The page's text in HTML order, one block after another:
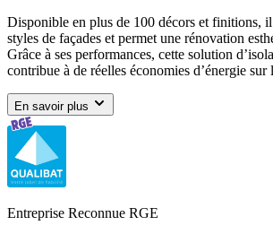
Disponible en plus de 100 décors et finitions, il
styles de façades et permet une rénovation
Grâce à ses performances, cette solution
contribue à de réelles économies d’énergie sur
En savoir plus
Entreprise Reconnue RGE